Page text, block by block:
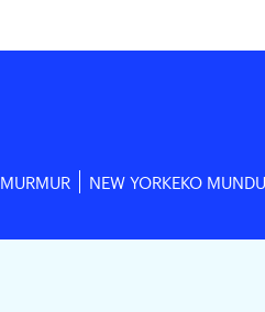
MURMUR NEW YORKEKO